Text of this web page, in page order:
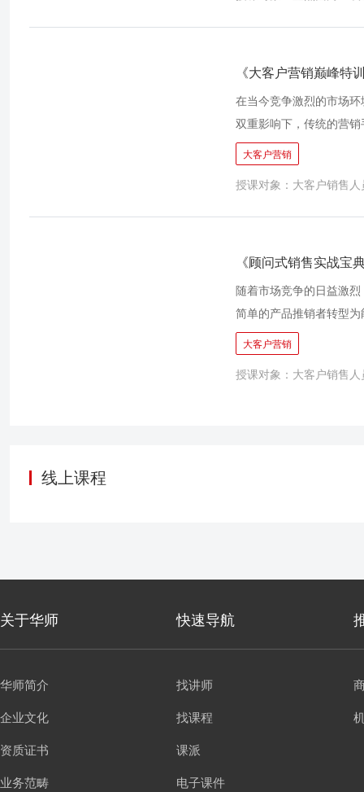
盟，构成了本课程的重
程将帮助销售人员提升
同时，课程还将通过实
际操作能力，从而在竞
《大客户营销巅峰特
在当今竞争激烈的市场
双重影响下，传统的营
立并维护长期的合作关
题。为了帮助企业解决
合了国内外先进的营销
培养学员在大客户营销
励学员在课程学习中即
域的新手，还是希望提
通过学习，学员将能够
大客户营销
授课对象：大客户销售
《顾问式销售实战宝
随着市场竞争的日益激
简单的产品推销者转型
宝典-实现从专业到专家
紧密结合市场需求，汲
的跨越式发展。通过系
大客户营销
授课对象：大客户销售
线上课程
关于华师 快速导航
华师简介
企业文化
资质证书
业务范畴
找讲师
找课程
课派
电子课件